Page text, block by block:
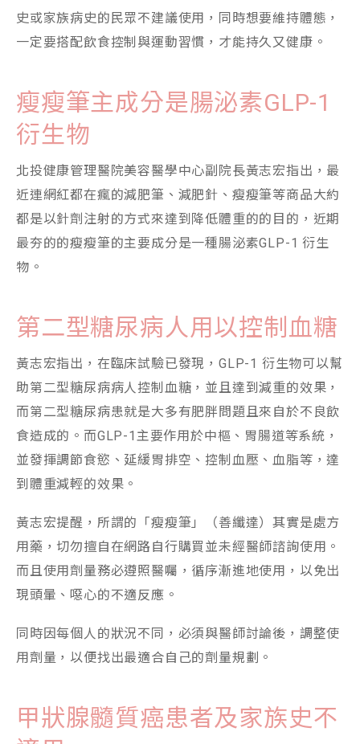
史或家族病史的民眾不建議使用，同時想要維持體態，
一定要搭配飲食控制與運動習慣，才能持久又健康。
瘦瘦筆主成分是腸泌素GLP-1
衍生物
北投健康管理醫院美容醫學中心副院長黃志宏指出，最
近連網紅都在瘋的減肥筆、減肥針、瘦瘦筆等商品大約
都是以針劑注射的方式來達到降低體重的的目的，近期
最夯的的瘦瘦筆的主要成分是一種腸泌素GLP-1 衍生
物。
第二型糖尿病人用以控制血糖
黃志宏指出，在臨床試驗已發現，GLP-1 衍生物可以幫
助第二型糖尿病病人控制血糖，並且達到減重的效果，
而第二型糖尿病患就是大多有肥胖問題且來自於不良飲
食造成的。而GLP-1主要作用於中樞、胃腸道等系統，
並發揮調節食慾、延緩胃排空、控制血壓、血脂等，達
到體重減輕的效果。
黃志宏提醒，所謂的「瘦瘦筆」（善纖達）其實是處方
用藥，切勿擅自在網路自行購買並未經醫師諮詢使用。
而且使用劑量務必遵照醫囑，循序漸進地使用，以免出
現頭暈、噁心的不適反應。
同時因每個人的狀況不同，必須與醫師討論後，調整使
用劑量，以便找出最適合自己的劑量規劃。
甲狀腺髓質癌患者及家族史不